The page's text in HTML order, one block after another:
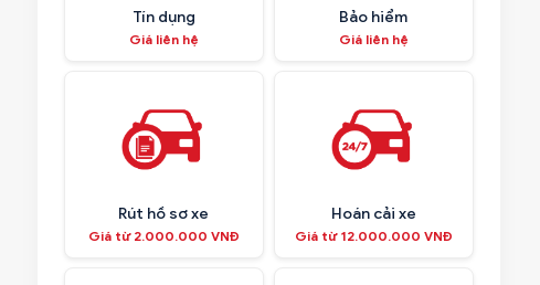
Tín dụng
Giá liên hệ
Bảo hiểm
Giá liên hệ
Rút hồ sơ xe
Giá từ 2.000.000 VNĐ
Hoán cải xe
Giá từ 12.000.000 VNĐ